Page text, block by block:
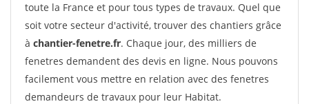
toute la France et pour tous types de travaux. Quel que
soit votre secteur d'activité, trouver des chantiers grâce
à chantier-fenetre.fr. Chaque jour, des milliers de
fenetres demandent des devis en ligne. Nous pouvons
facilement vous mettre en relation avec des fenetres
demandeurs de travaux pour leur Habitat.